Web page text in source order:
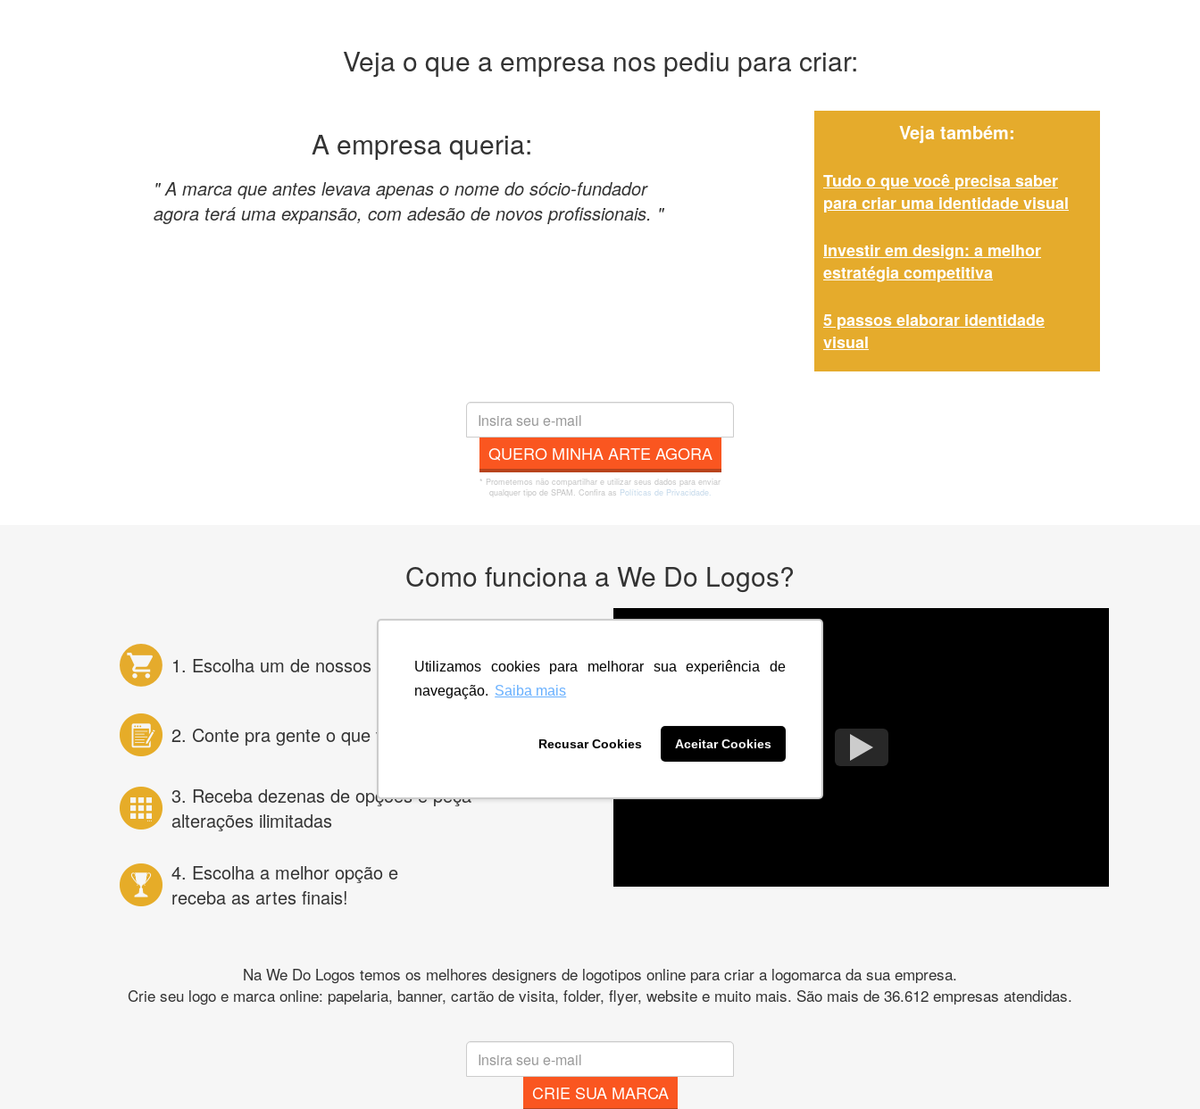
Utilizamos cookies para melhorar sua experiência de
navegação. Saiba mais
Recusar Cookies Aceitar Cookies
Veja o que a empresa nos pediu para criar:
A empresa queria:
" A marca que antes levava apenas o nome do sócio-fundador
agora terá uma expansão, com adesão de novos profissionais. "
Veja também:
Tudo o que você precisa saber
para criar uma identidade visual
Investir em design: a melhor
estratégia competitiva
5 passos elaborar identidade
visual
QUERO MINHA ARTE AGORA
* Prometemos não compartilhar e utilizar seus dados para enviar
qualquer tipo de SPAM. Confira as Políticas de Privacidade.
Como funciona a We Do Logos?
1. Escolha um de nossos produtos
2. Conte pra gente o que você deseja na criação
3. Receba dezenas de opções e peça
alterações ilimitadas
4. Escolha a melhor opção e
receba as artes finais!
Na We Do Logos temos os melhores designers de logotipos online para criar a logomarca da sua empresa.
Crie seu logo e marca online: papelaria, banner, cartão de visita, folder, flyer, website e muito mais. São mais de 36.612 empresas atendidas.
CRIE SUA MARCA